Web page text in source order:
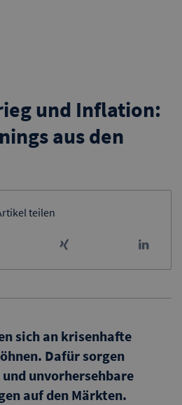
und Inflation:
aus den
teilen
sich an krisenhafte
Dafür sorgen
unvorhersehbare
auf den Märkten.